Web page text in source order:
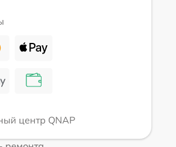
центр QNAP